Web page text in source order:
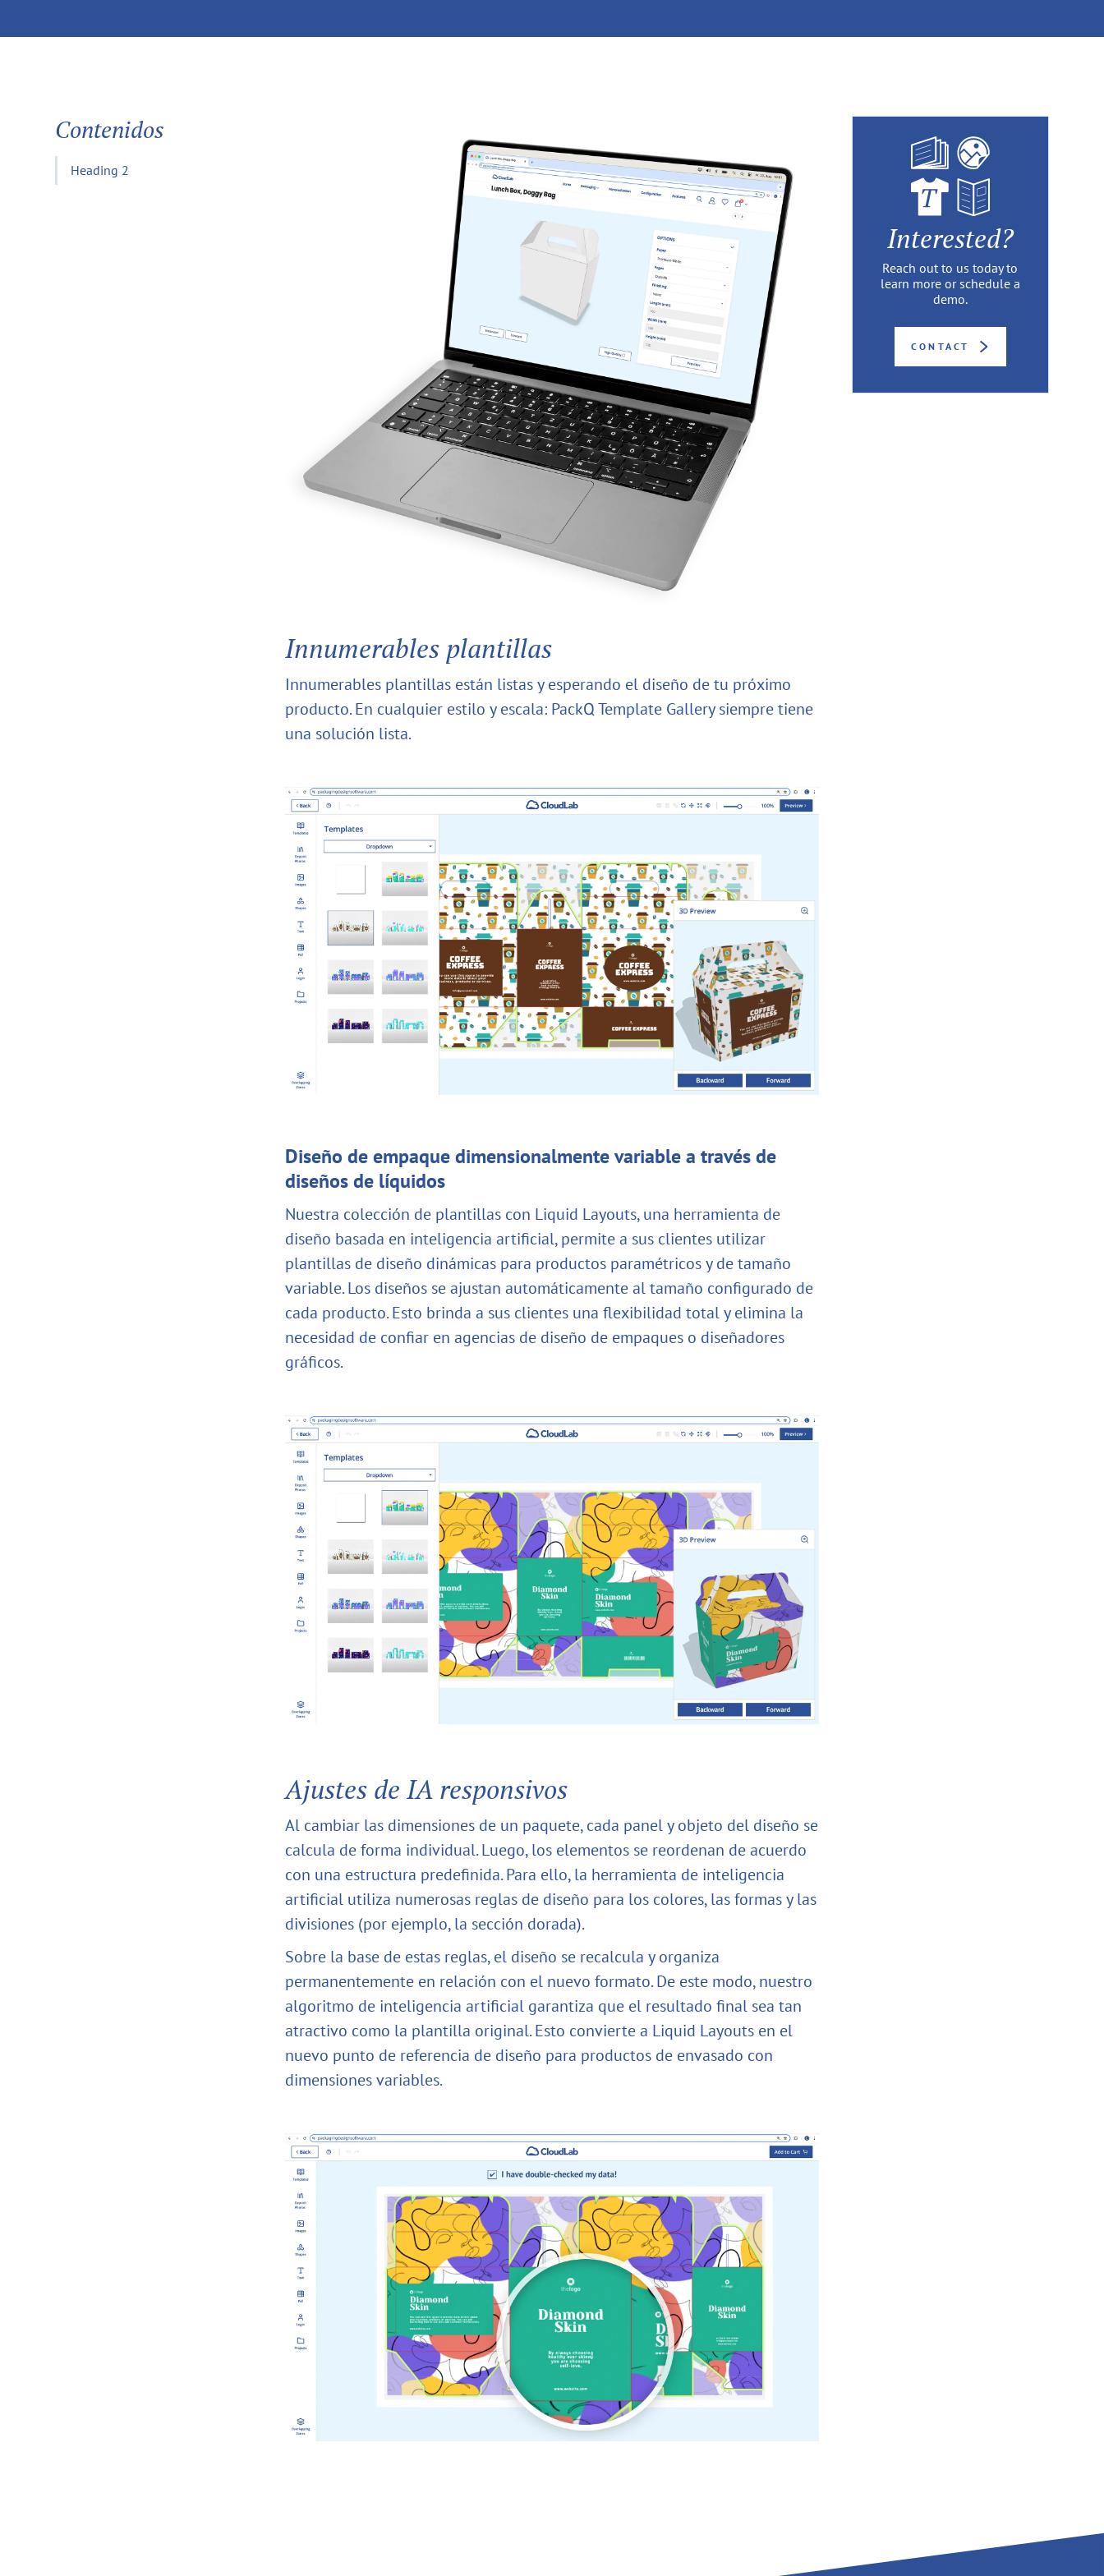
Contenidos
Heading 2
Innumerables plantillas
Innumerables plantillas están listas y esperando el diseño de tu próximo
producto. En cualquier estilo y escala: PackQ Template Gallery siempre tiene
una solución lista.
Diseño de empaque dimensionalmente variable a través de
diseños de líquidos
Nuestra colección de plantillas con Liquid Layouts, una herramienta de
diseño basada en inteligencia artificial, permite a sus clientes utilizar
plantillas de diseño dinámicas para productos paramétricos y de tamaño
variable. Los diseños se ajustan automáticamente al tamaño configurado de
cada producto. Esto brinda a sus clientes una flexibilidad total y elimina la
necesidad de confiar en agencias de diseño de empaques o diseñadores
gráficos.
Ajustes de IA responsivos
Al cambiar las dimensiones de un paquete, cada panel y objeto del diseño se
calcula de forma individual. Luego, los elementos se reordenan de acuerdo
con una estructura predefinida. Para ello, la herramienta de inteligencia
artificial utiliza numerosas reglas de diseño para los colores, las formas y las
divisiones (por ejemplo, la sección dorada).
Sobre la base de estas reglas, el diseño se recalcula y organiza
permanentemente en relación con el nuevo formato. De este modo, nuestro
algoritmo de inteligencia artificial garantiza que el resultado final sea tan
atractivo como la plantilla original. Esto convierte a Liquid Layouts en el
nuevo punto de referencia de diseño para productos de envasado con
dimensiones variables.
Interested?
Reach out to us today to
learn more or schedule a
demo.
CONTACT